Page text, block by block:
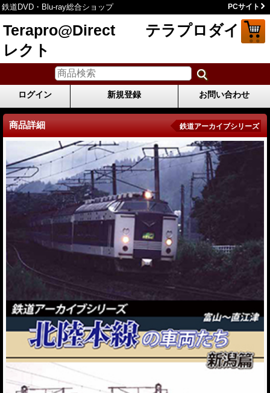
鉄道DVD・Blu-ray総合ショップ PCサイト
Terapro@Direct テラプロダイ
レクト
ログイン 新規登録 お問い合わせ
商品詳細 鉄道アーカイブシリーズ